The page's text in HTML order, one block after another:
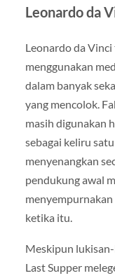
Leonardo da
Leonardo da
menggunakan
dalam banyak
yang mencolok.
masih digunakan
sebagai keliru
menyenangkan
pendukung awal
menyempurnakan
ketika itu.
Meskipun
Last Supper